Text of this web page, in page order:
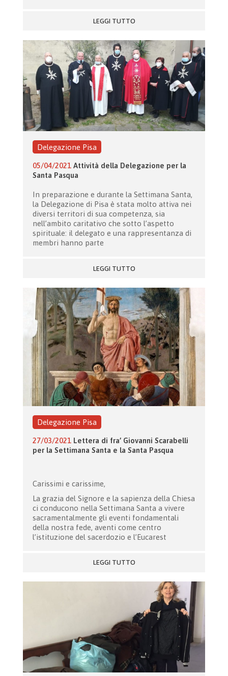
LEGGI TUTTO
Delegazione Pisa
05/04/2021 Attività della Delegazione per la
Santa Pasqua
In preparazione e durante la Settimana Santa,
la Delegazione di Pisa è stata molto attiva nei
diversi territori di sua competenza, sia
nell’ambito caritativo che sotto l’aspetto
spirituale: il delegato e una rappresentanza di
membri hanno parte
LEGGI TUTTO
Delegazione Pisa
27/03/2021 Lettera di fra’ Giovanni Scarabelli
per la Settimana Santa e la Santa Pasqua
Carissimi e carissime,
La grazia del Signore e la sapienza della Chiesa
ci conducono nella Settimana Santa a vivere
sacramentalmente gli eventi fondamentali
della nostra fede, aventi come centro
l’istituzione del sacerdozio e l’Eucarest
LEGGI TUTTO